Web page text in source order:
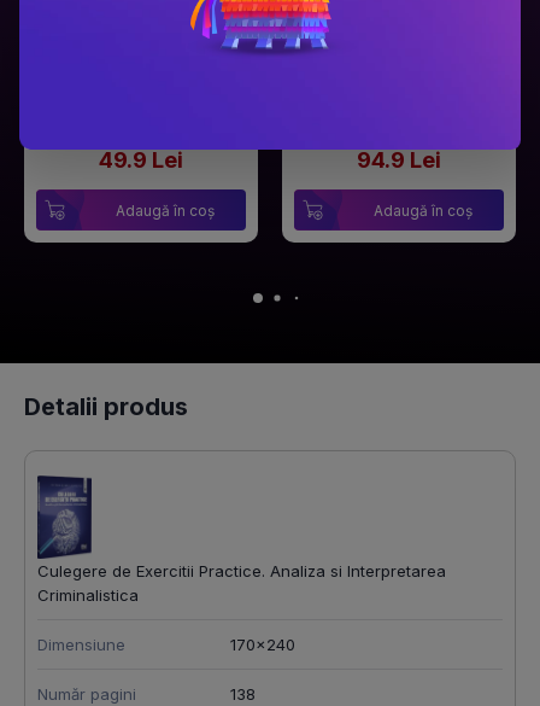
49.9 Lei
Adaugă în coș
94.9 Lei
Adaugă în coș
Detalii produs
Culegere de Exercitii Practice. Analiza si Interpretarea
Criminalistica
Dimensiune 170x240
Număr pagini 138